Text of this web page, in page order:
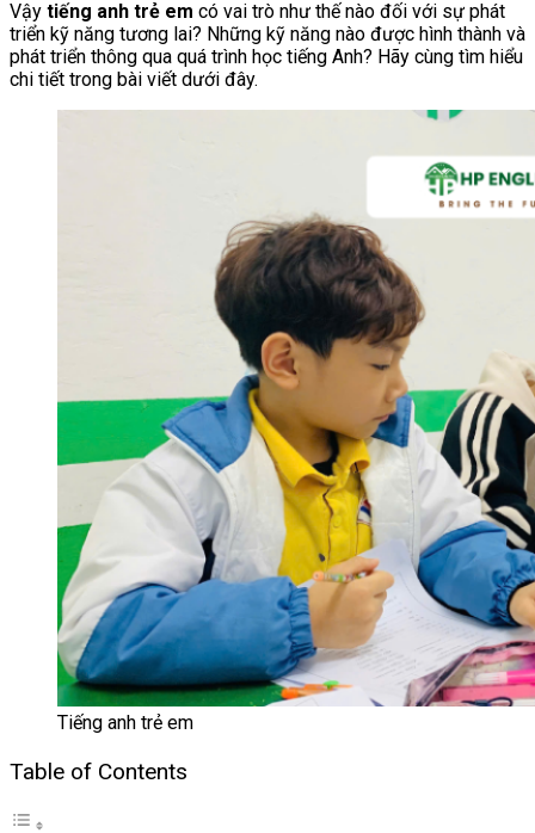
Vậy tiếng anh trẻ em có vai trò như thế nào đối với sự phát
triển kỹ năng tương lai? Những kỹ năng nào được hình thành và
phát triển thông qua quá trình học tiếng Anh? Hãy cùng tìm hiểu
chi tiết trong bài viết dưới đây.
Tiếng anh trẻ em
Table of Contents